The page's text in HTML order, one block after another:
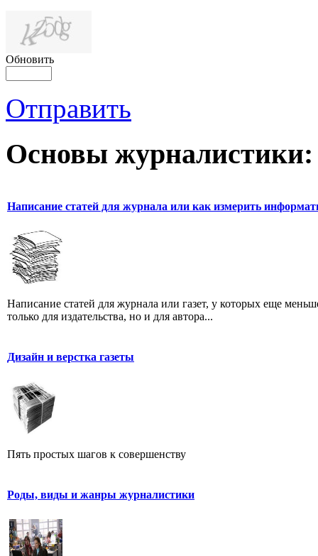
Обновить
Отправить
Основы журналистики:
Написание статей для журнала или как измерить
Написание статей для журнала или газет, у которых еще
только для издательства, но и для автора...
Дизайн и верстка газеты
Пять простых шагов к совершенству
Роды, виды и жанры журналистики